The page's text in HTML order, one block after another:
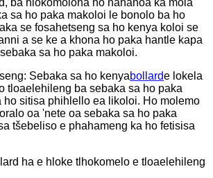
ba hlokomoloha ho nahanoa ka mola
sa ho paka makoloi le bonolo ba ho
se fosahetseng sa ho kenya koloi se
a se ke a khona ho paka hantle kapa
sa ho paka makoloi.
Sebaka sa ho kenyabollarde lokela
tloaelehileng ba sebaka sa ho paka
ho sitisa phihlello ea likoloi. Ho molemo
oa 'nete oa sebaka sa ho paka
tšebeliso e phahameng ka ho fetisisa
ha e hloke tlhokomelo e tloaelehileng